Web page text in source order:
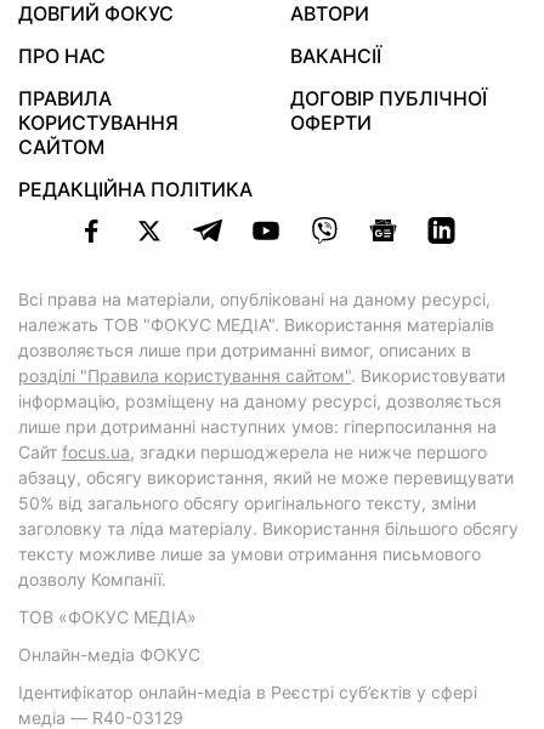
ДОВГИЙ ФОКУС
АВТОРИ
ПРО НАС
ВАКАНСІЇ
ПРАВИЛА
КОРИСТУВАННЯ
САЙТОМ
ДОГОВІР ПУБЛІЧНОЇ
ОФЕРТИ
РЕДАКЦІЙНА ПОЛІТИКА
Всі права на матеріали, опубліковані на даному ресурсі,
належать ТОВ "ФОКУС МЕДІА". Використання матеріалів
дозволяється лише при дотриманні вимог, описаних в
розділі "Правила користування сайтом". Використовувати
інформацію, розміщену на даному ресурсі, дозволяється
лише при дотриманні наступних умов: гіперпосилання на
Cайт focus.ua, згадки першоджерела не нижче першого
абзацу, обсягу використання, який не може перевищувати
50% від загального обсягу оригінального тексту, зміни
заголовку та ліда матеріалу. Використання більшого обсягу
тексту можливе лише за умови отримання письмового
дозволу Компанії.
ТОВ «ФОКУС МЕДІА»
Онлайн-медіа ФОКУС
Ідентифікатор онлайн-медіа в Реєстрі суб’єктів у сфері
медіа — R40-03129